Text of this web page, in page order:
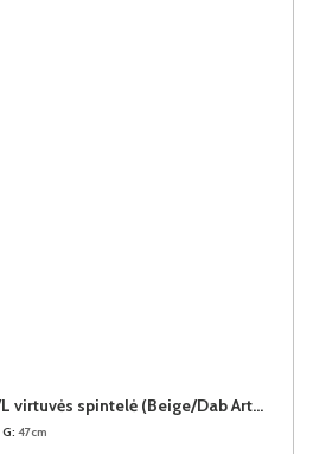
LANGEN BEIGE D60-P/L virtuvės spintelė (Beige/Dab Artisan)
G: 47cm